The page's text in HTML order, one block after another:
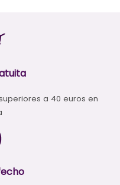
a 40 euros en